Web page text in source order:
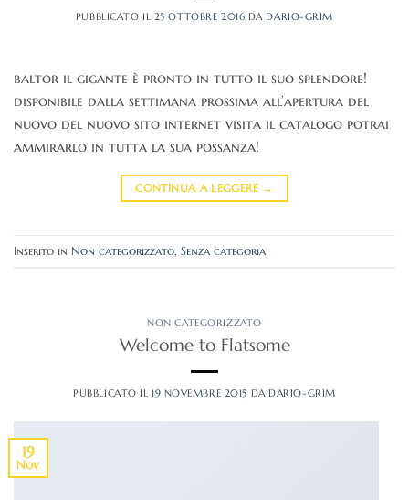
PUBBLICATO IL 25 OTTOBRE 2016 DADARIO-GRIM
baltor il gigante è pronto in tutto il suo splendore!
disponibile dalla settimana prossima all’apertura del
nuovo del nuovo sito internet visita il catalogo potrai
ammirarlo in tutta la sua possanza!
CONTINUA A LEGGERE →
Inserito in Non categorizzato, Senza categoria
NON CATEGORIZZATO
Welcome to Flatsome
PUBBLICATO IL 19 NOVEMBRE 2015 DADARIO-GRIM
19
Nov